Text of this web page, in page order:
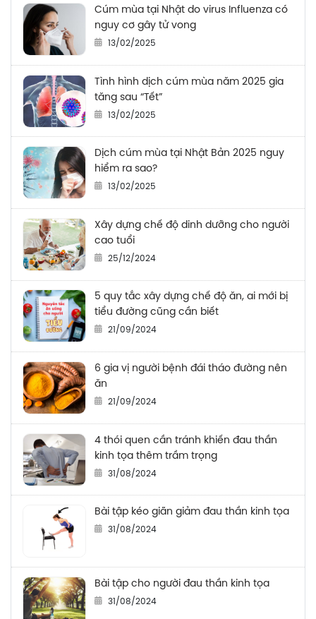
Cúm mùa tại Nhật do virus Influenza có
nguy cơ gây tử vong
13/02/2025
Tình hình dịch cúm mùa năm 2025 gia
tăng sau “Tết”
13/02/2025
Dịch cúm mùa tại Nhật Bản 2025 nguy
hiểm ra sao?
13/02/2025
Xây dựng chế độ dinh dưỡng cho người
cao tuổi
25/12/2024
5 quy tắc xây dựng chế độ ăn, ai mới bị
tiểu đường cũng cần biết
21/09/2024
6 gia vị người bệnh đái tháo đường nên
ăn
21/09/2024
4 thói quen cần tránh khiến đau thần
kinh tọa thêm trầm trọng
31/08/2024
Bài tập kéo giãn giảm đau thần kinh tọa
31/08/2024
Bài tập cho người đau thần kinh tọa
31/08/2024